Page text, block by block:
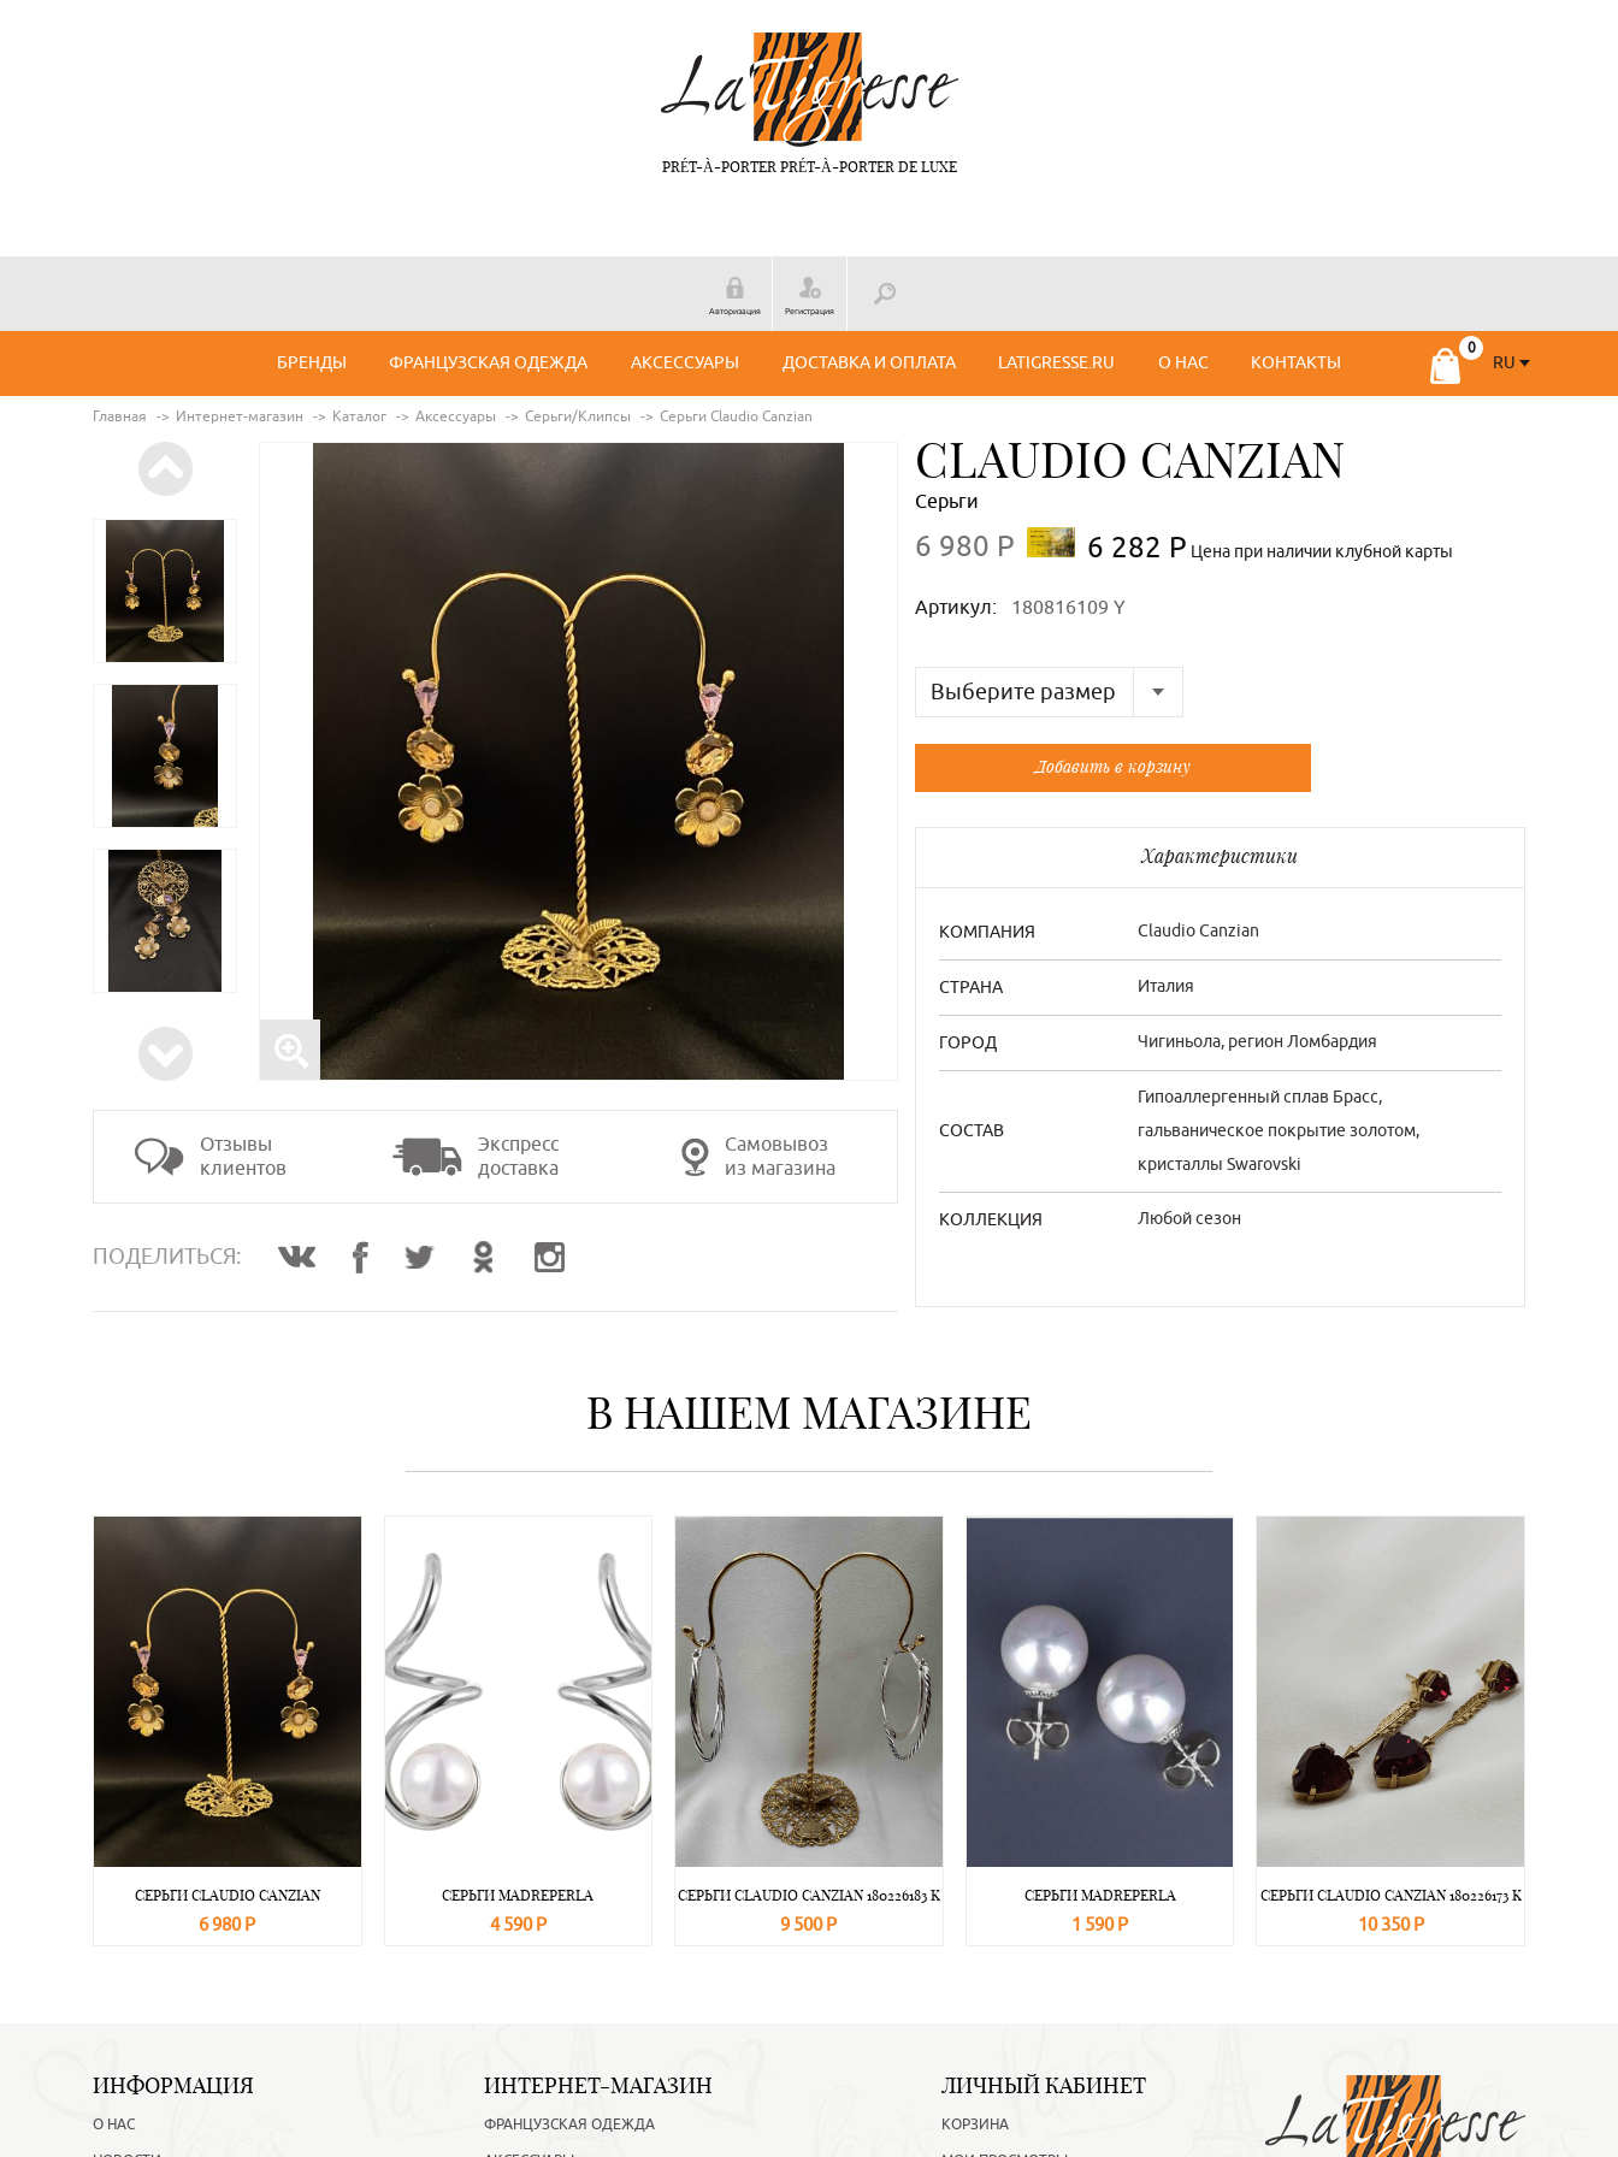
PRÉT-À-PORTER PRÉT-À-PORTER DE LUXE
Авторизация Регистрация
RU
БРЕНДЫ ФРАНЦУЗСКАЯ ОДЕЖДА АКСЕССУАРЫ ДОСТАВКА И ОПЛАТА LATIGRESSE.RU О НАС КОНТАКТЫ
Главная Интернет-магазин Каталог Аксессуары Серьги/Клипсы Серьги Claudio Canzian
Отзывы
клиентов
Экспресс
доставка
Самовывоз
из магазина
ПОДЕЛИТЬСЯ: >
CLAUDIO CANZIAN
Серьги
6 980 Р 6 282 Р Цена при наличии клубной карты
Артикул: 180816109 Y
Выберите размер
Русский
Французский
Универсальный
Универсальный
Добавить в корзину
Характеристики
КОМПАНИЯ Claudio Canzian
СТРАНА Италия
ГОРОД Чигиньола, регион Ломбардия
СОСТАВ
Гипоаллергенный сплав Брасс,
гальваническое покрытие золотом,
кристаллы Swarovski
КОЛЛЕКЦИЯ Любой сезон
В НАШЕМ МАГАЗИНЕ
СЕРЬГИ CLAUDIO CANZIAN
6 980 Р
СЕРЬГИ MADREPERLA
4 590 Р
СЕРЬГИ CLAUDIO CANZIAN 180226183 K
9 500 Р
СЕРЬГИ MADREPERLA
1 590 Р
СЕРЬГИ CLAUDIO CANZIAN 180226173 K
10 350 Р
ИНФОРМАЦИЯ
О НАС
ИНТЕРНЕТ-МАГАЗИН
ФРАНЦУЗСКАЯ ОДЕЖДА
ЛИЧНЫЙ КАБИНЕТ
КОРЗИНА